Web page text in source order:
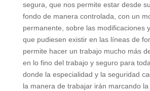
segura, que nos permite estar desde
fondo de manera controlada, con un
permanente, sobre las modificaciones
que pudiesen existir en las líneas de
permite hacer un trabajo mucho más
en lo fino del trabajo y seguro para
donde la especialidad y la seguridad
la manera de trabajar irán marcando la